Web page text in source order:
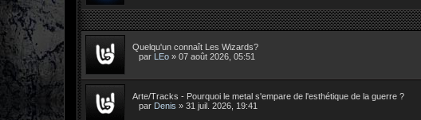
Quelqu'un connaît Les Wizards?
par LEo » 07 août 2026, 05:51
Arte/Tracks - Pourquoi le metal s'empare de l'esthétique de la guerre ?
par Denis » 31 juil. 2026, 19:41